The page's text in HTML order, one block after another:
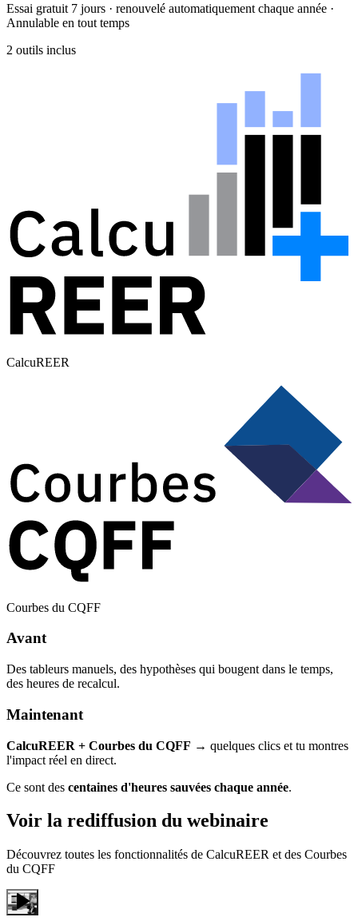
Essai gratuit 7 jours · renouvelé automatiquement chaque année ·
Annulable en tout temps
2 outils inclus
CalcuREER
Courbes du CQFF
Avant
Des tableurs manuels, des hypothèses qui bougent dans le temps,
des heures de recalcul.
Maintenant
CalcuREER + Courbes du CQFF → quelques clics et tu montres
l'impact réel en direct.
Ce sont des centaines d'heures sauvées chaque année.
Voir la rediffusion du webinaire
Découvrez toutes les fonctionnalités de CalcuREER et des Courbes
du CQFF